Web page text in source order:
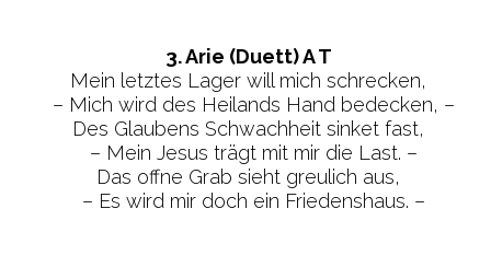
3. Arie (Duett) A T
Mein letztes Lager will mich schrecken,
– Mich wird des Heilands Hand bedecken, –
Des Glaubens Schwachheit sinket fast,
– Mein Jesus trägt mit mir die Last. –
Das offne Grab sieht greulich aus,
– Es wird mir doch ein Friedenshaus. –